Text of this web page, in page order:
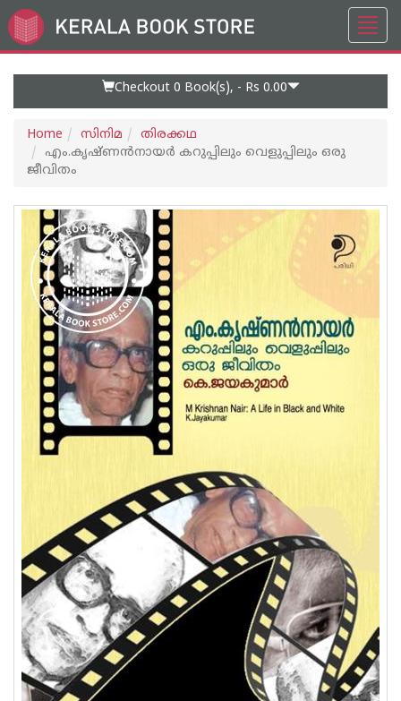
Go
to
Checkout 0 Book(s), - Rs 0.00
Home സിനിമ
തിരക്കഥ
എം.കൃഷ്ണൻനായർ കറുപ്പിലും വെളുപ്പിലും ഒരു
ജീവിതം